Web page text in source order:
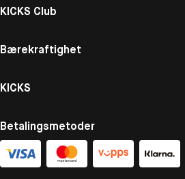
KICKS Club
Bærekraftighet
KICKS
Betalingsmetoder